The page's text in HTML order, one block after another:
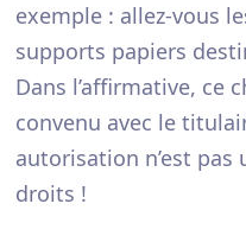
exemple : allez-vous
supports papiers
Dans l’affirmative, ce
convenu avec le
autorisation n’est pas
droits !